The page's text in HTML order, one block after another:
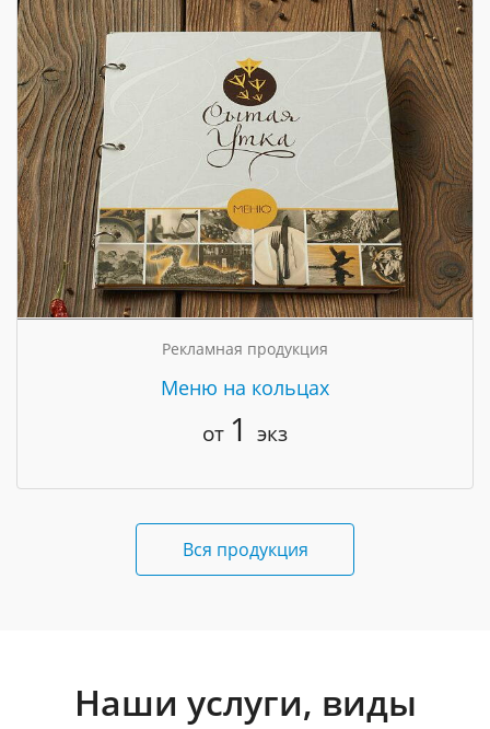
Рекламная продукция
Меню на кольцах
от 1 экз
Вся продукция
Наши услуги, виды